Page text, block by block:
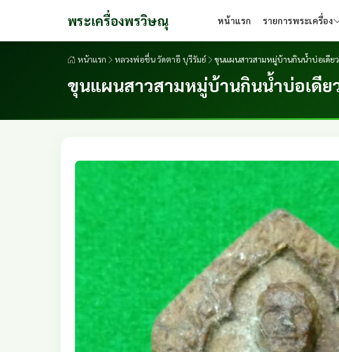
พระเครื่องพรวิษณุ หน้าแรก รายการพระเครื่อง
หน้าแรก หลวงพ่อชื่น วัดตาอี บุรีรัมย์ ขุนแผนสาวสามหมู่บ้านกินน้ำบ่อเดีย
ขุนแผนสาวสามหมู่บ้านกินน้ำบ่อเดี